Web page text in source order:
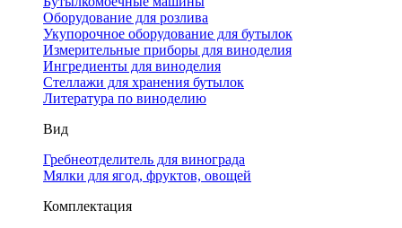
Оборудование для розлива
Укупорочное оборудование для бутылок
Измерительные приборы для виноделия
Ингредиенты для виноделия
Стеллажи для хранения бутылок
Литература по виноделию
Вид
Гребнеотделитель для винограда
Мялки для ягод, фруктов, овощей
Комплектация